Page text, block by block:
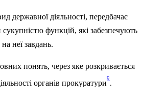
державної діяльності, передбачає
функцій, які забезпечують
неї завдань.
понять, через яке розкривається
органів прокуратури
9
.